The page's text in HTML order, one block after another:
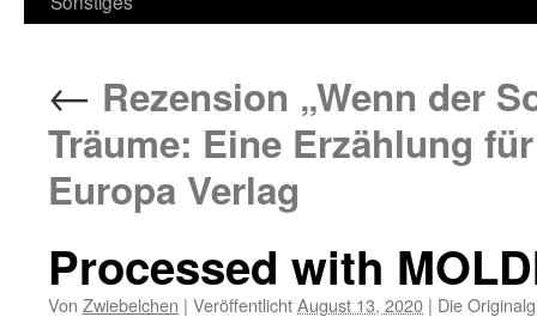
← Rezension „Wenn der
Träume: Eine Erzählung
Europa Verlag
Processed with
Von Zwiebelchen | VeröffentlichtAugust 13, 2020 | Die